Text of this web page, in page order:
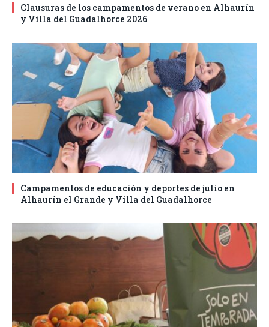
Clausuras de los campamentos de verano en Alhaurín
y Villa del Guadalhorce 2026
Campamentos de educación y deportes de julio en
Alhaurín el Grande y Villa del Guadalhorce